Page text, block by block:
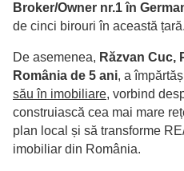
Broker/Owner nr.1 în
de cinci birouri în această țară.
De asemenea, Răzvan Cuc,
România de 5 ani, a
său în imobiliare, vorbind
construiască cea mai mare
plan local și să transforme
imobiliar din România.